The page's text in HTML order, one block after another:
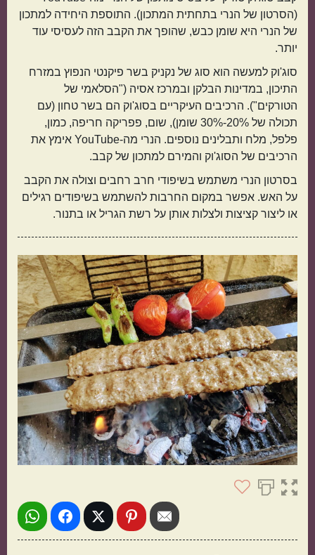
(הסרטון של הנרי בתחתית המתכון). התוספת היחידה למתכון
של הנרי היא שומן כבש, שהופך את הקבב הזה לעסיסי עוד
יותר.
סוג'וק למעשה הוא סוג של נקניק בשר פיקנטי הנפוץ במזרח
התיכון, במדינות הבלקן ובמרכז אסיה ("הסלאמי של
הטורקים"). הרכיבים העיקריים בסוג'וק הם בשר טחון (עם
תכולה של 20%-30% שומן), שום, פפריקה חריפה, כמון,
פלפל, מלח ותבלינים נוספים. הנרי מה-YouTube אימץ את
הרכיבים של הסוג'וק והמירם למתכון של קבב.
בסרטון הנרי משתמש בשיפודי חרב רחבים וצולה את הקבב
על האש. אפשר במקום החרבות להשתמש בשיפודים רגילים
או ליצור קציצות ולצלות אותן על רשת הגריל או בתנור.
תפוחי אדמה אורז
מנה בארוחה
ראשונות עיקריות
תוספות קינוחים